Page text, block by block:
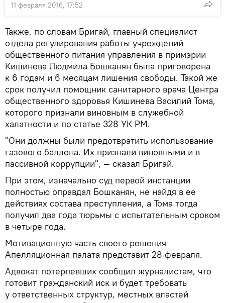
11 февраля 2016, 17:52
Также, по словам Бригай, главный специалист
отдела регулирования работы учреждений
общественного питания управления в примэрии
Кишинева Людмила Бошканян была приговорена
к 6 годам и 6 месяцам лишения свободы. Такой же
срок получил помощник санитарного врача Центра
общественного здоровья Кишинева Василий Тома,
которого признали виновным в служебной
халатности и по статье 328 УК РМ.
"Они должны были предотвратить использование
газового баллона. Их признали виновными и в
пассивной коррупции", — сказал Бригай.
При этом, изначально суд первой инстанции
полностью оправдал Бошканян, не найдя в ее
действиях состава преступления, а Тома тогда
получил два года тюрьмы с испытательным сроком
в четыре года.
Мотивационную часть своего решения
Апелляционная палата представит 28 февраля.
Адвокат потерпевших сообщил журналистам, что
готовит гражданский иск и будет требовать
у ответственных структур, местных властей